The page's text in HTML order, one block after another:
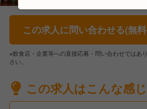
この求人に問い合わせる(無
※飲食店・企業等への直接応募・問い合わせではあ
さい。
この求人はこんな感じ